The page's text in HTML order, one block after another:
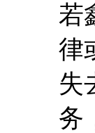
若
律
失
务